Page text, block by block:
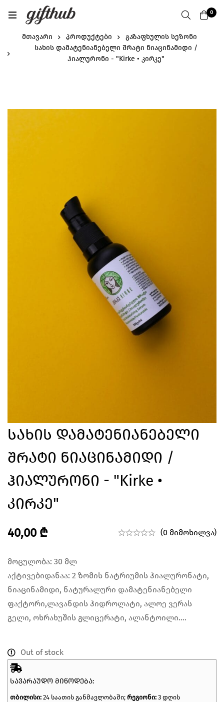
0
მთავარი პროდუქტები
გაზაფხულის სეზონი
სახის დამატენიანებელი შრატი ნიაცინამიდი /
ჰიალურონი - "Kirke • კირკე"
Სახის Დამატენიანებელი
Შრატი Ნიაცინამიდი /
Ჰიალურონი - "Kirke •
Კირკე"
40,00 ₾ (0 მიმოხილვა)
მოცულობა: 30 მლ
აქტივებიდანაა: 2 ზომის ნატრიუმის ჰიალურონატი,
ნიაცინამიდი, ნატურალური დამატენიანებელი
ფაქტორი,ლავანდის ჰიდროლატი, ალოე ვერას
გელი, ოხრახუშის გლიცერატი, ალანტოილი….
Out of stock
ᲡᲐᲕᲐᲠᲐᲣᲓᲝ ᲛᲘᲬᲝᲓᲔᲑᲐ:
თბილისი: 24 საათის განმავლობაში; რეგიონი: 3 დღის